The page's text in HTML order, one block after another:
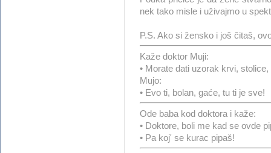
nek tako misle i uživajmo u
P.S. Ako si žensko i još čitaš,
Kaže doktor Muji:
• Morate dati uzorak krvi,
Mujo:
• Evo ti, bolan, gaće, tu ti je sve!
Ode baba kod doktora i kaže:
• Doktore, boli me kad se ovde
• Pa koj' se kurac pipaš!